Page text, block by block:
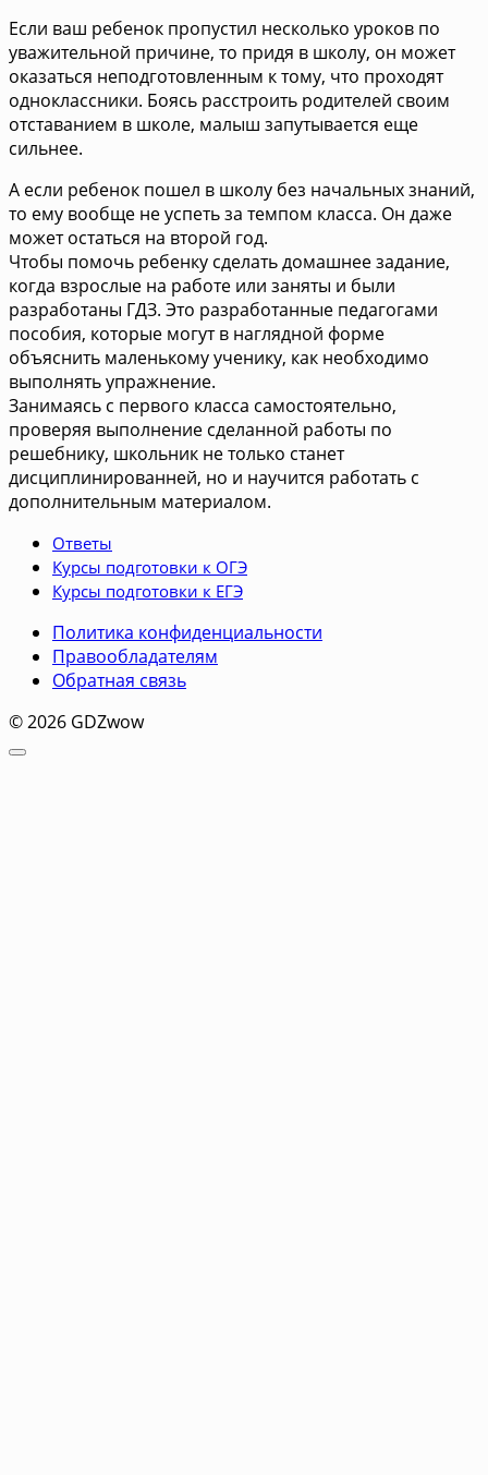
Если ваш ребенок пропустил несколько уроков по
уважительной причине, то придя в школу, он может
оказаться неподготовленным к тому, что проходят
одноклассники. Боясь расстроить родителей своим
отставанием в школе, малыш запутывается еще
сильнее.
А если ребенок пошел в школу без начальных знаний,
то ему вообще не успеть за темпом класса. Он даже
может остаться на второй год.
Чтобы помочь ребенку сделать домашнее задание,
когда взрослые на работе или заняты и были
разработаны ГДЗ. Это разработанные педагогами
пособия, которые могут в наглядной форме
объяснить маленькому ученику, как необходимо
выполнять упражнение.
Занимаясь с первого класса самостоятельно,
проверяя выполнение сделанной работы по
решебнику, школьник не только станет
дисциплинированней, но и научится работать с
дополнительным материалом.
Ответы
Курсы подготовки к ОГЭ
Курсы подготовки к ЕГЭ
Политика конфиденциальности
Правообладателям
Обратная связь
© 2026 GDZwow